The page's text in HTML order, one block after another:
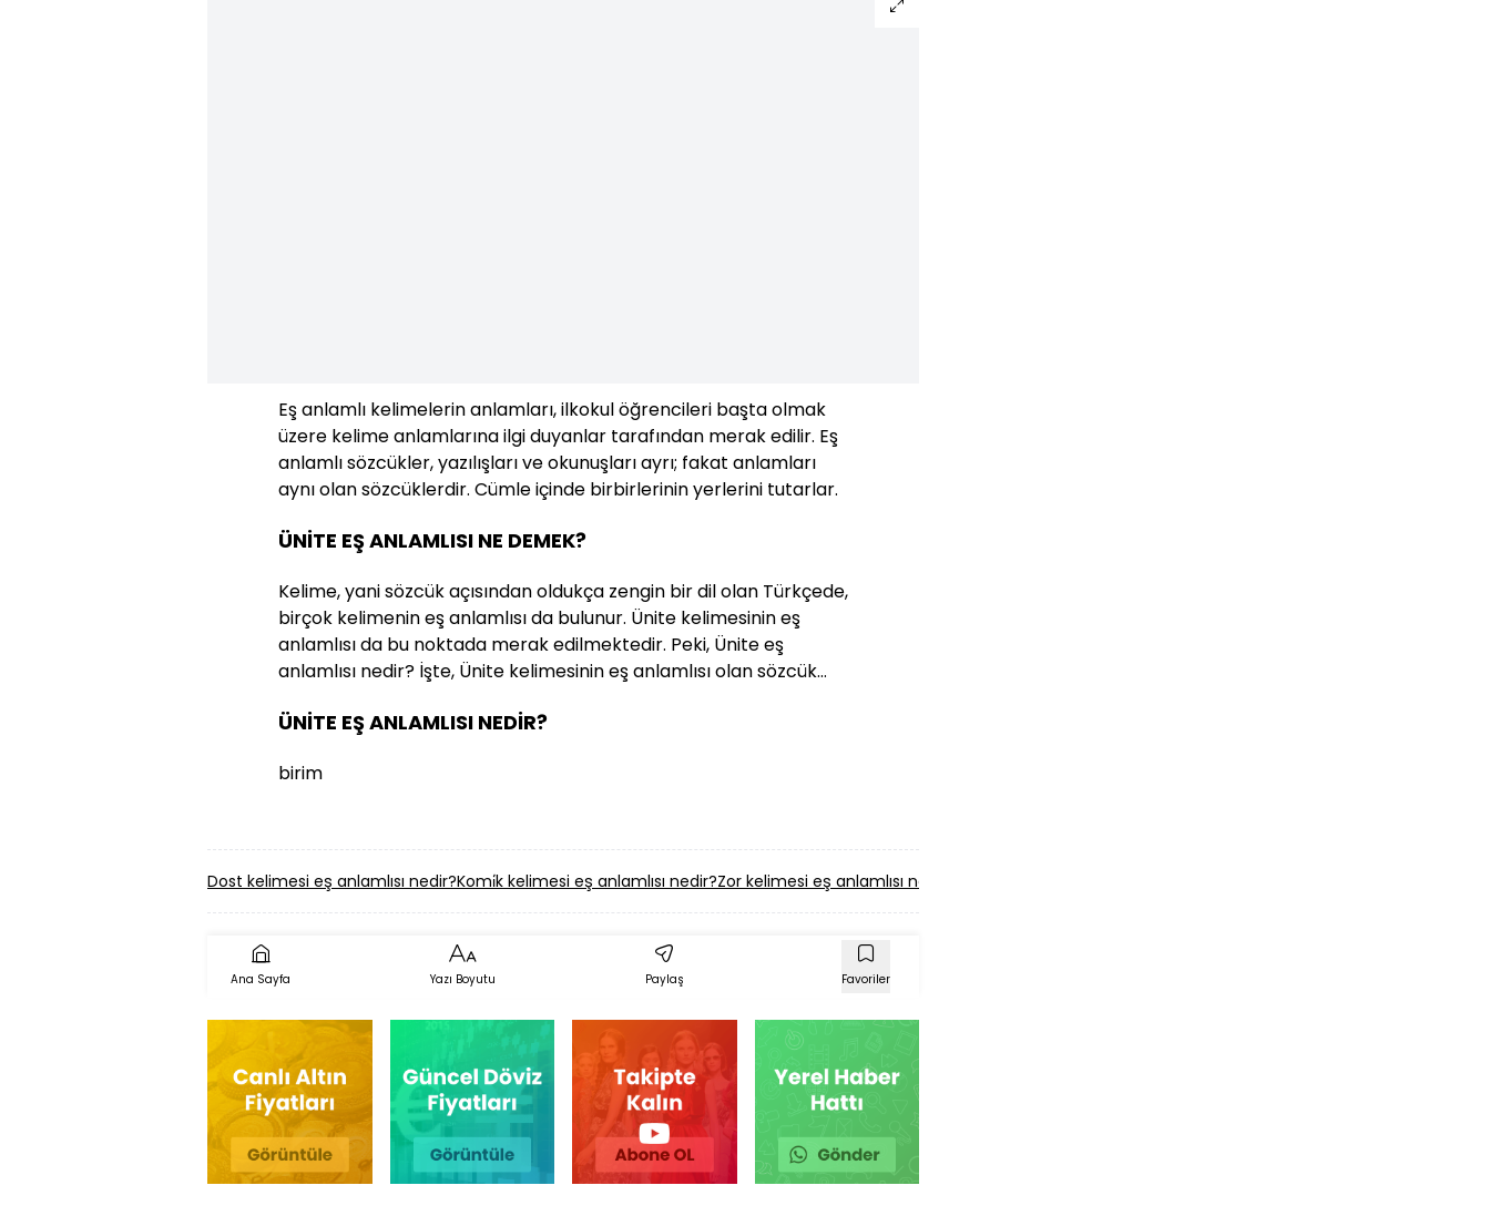
Eş anlamlı kelimelerin anlamları, ilkokul öğrencileri başta olmak
üzere kelime anlamlarına ilgi duyanlar tarafından merak edilir. Eş
anlamlı sözcükler, yazılışları ve okunuşları ayrı; fakat anlamları
aynı olan sözcüklerdir. Cümle içinde birbirlerinin yerlerini tutarlar.
ÜNİTE EŞ ANLAMLISI NE DEMEK?
Kelime, yani sözcük açısından oldukça zengin bir dil olan Türkçede,
birçok kelimenin eş anlamlısı da bulunur. Ünite kelimesinin eş
anlamlısı da bu noktada merak edilmektedir. Peki, Ünite eş
anlamlısı nedir? İşte, Ünite kelimesinin eş anlamlısı olan sözcük…
ÜNİTE EŞ ANLAMLISI NEDİR?
birim
Dost kelimesi eş anlamlısı nedir?Komi̇k kelimesi eş anlamlısı nedir?Zor kelimesi eş anlamlısı nedir?
Ana Sayfa Yazı Boyutu Paylaş Favoriler